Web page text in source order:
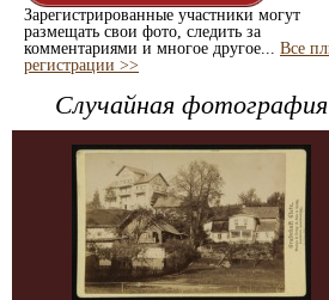
Зарегистрированные участники могут
размещать свои фото, следить за
комментариями и многое другое... Все
регистрации >>
Случайная фотография